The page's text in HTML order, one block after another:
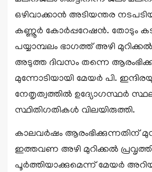
ഒഴിവാക്കാൻ അടിയന്തര
കണ്ണൂർ കോർപ്പറേഷൻ. തോടും
പയ്യാമ്പലം ഭാഗത്ത് അഴി
അടുത്ത ദിവസം തന്നെ
മുന്നോടിയായി മേയർ പി.
നേതൃത്വത്തിൽ ഉദ്യോഗസ്ഥർ
സ്ഥിതിഗതികൾ വിലയിരുത്തി.
കാലവർഷം ആരംഭിക്കുന്നതിന്
ഇത്തവണ അഴി മുറിക്കൽ
പൂർത്തിയാക്കുമെന്ന് മേയർ